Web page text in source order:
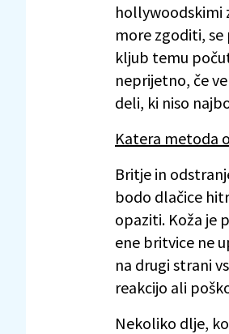
hollywoodskimi
more zgoditi,
kljub temu
neprijetno, če
deli, ki niso
Katera metoda
Britje in
bodo dlačice
opaziti. Koža je
ene britvice ne
na drugi strani
reakcijo ali
Nekoliko dlje,